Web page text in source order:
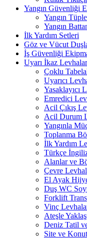
Yangın Güvenliği
Yangın
Yangın
İlk Yardım Setleri
Göz ve Vücut
İş Güvenliği
Uyarı İkaz
Çoklu
Uyarıcı
Yasaklayıcı
Emredici
Acil Çıkış
Acil Durum
Yangınla
Toplanma
İlk Yardım
Türkçe
Alanlar ve
Çevre
El Ayak
Duş WC
Forklift
Vinç
Ateşle
Deniz Tatil
Site ve